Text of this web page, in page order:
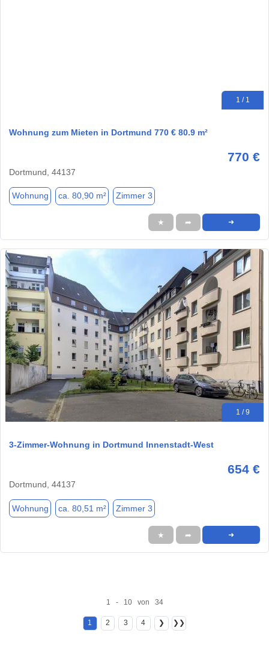
1 / 1
Wohnung zum Mieten in Dortmund 770 € 80.9 m²
770 €
Dortmund, 44137
Wohnung ca. 80,90 m² Zimmer 3
★ ➦ ➜
1 / 9
3-Zimmer-Wohnung in Dortmund Innenstadt-West
654 €
Dortmund, 44137
Wohnung ca. 80,51 m² Zimmer 3
★ ➦ ➜
1 - 10 von 34
1 2 3 4 ❯ ❯❯